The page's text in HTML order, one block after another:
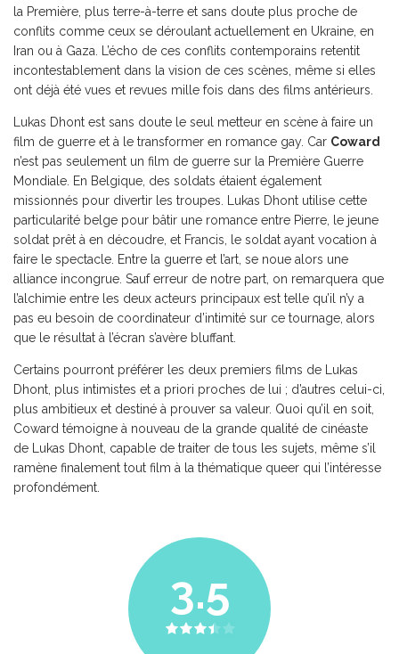
la Première, plus terre-à-terre et sans doute plus proche de
conflits comme ceux se déroulant actuellement en Ukraine, en
Iran ou à Gaza. L’écho de ces conflits contemporains retentit
incontestablement dans la vision de ces scènes, même si elles
ont déjà été vues et revues mille fois dans des films antérieurs.
Lukas Dhont est sans doute le seul metteur en scène à faire un
film de guerre et à le transformer en romance gay. Car Coward
n’est pas seulement un film de guerre sur la Première Guerre
Mondiale. En Belgique, des soldats étaient également
missionnés pour divertir les troupes. Lukas Dhont utilise cette
particularité belge pour bâtir une romance entre Pierre, le jeune
soldat prêt à en découdre, et Francis, le soldat ayant vocation à
faire le spectacle. Entre la guerre et l’art, se noue alors une
alliance incongrue. Sauf erreur de notre part, on remarquera que
l’alchimie entre les deux acteurs principaux est telle qu’il n’y a
pas eu besoin de coordinateur d’intimité sur ce tournage, alors
que le résultat à l’écran s’avère bluffant.
Certains pourront préférer les deux premiers films de Lukas
Dhont, plus intimistes et a priori proches de lui ; d’autres celui-ci,
plus ambitieux et destiné à prouver sa valeur. Quoi qu’il en soit,
Coward témoigne à nouveau de la grande qualité de cinéaste
de Lukas Dhont, capable de traiter de tous les sujets, même s’il
ramène finalement tout film à la thématique queer qui l’intéresse
profondément.
3.5